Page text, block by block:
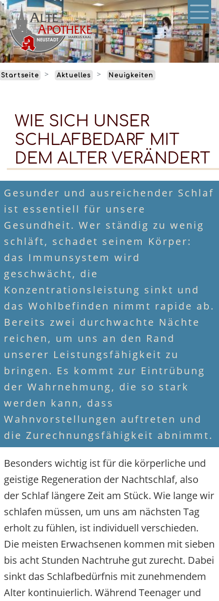
Direkt
zum
Inhalt
Startseite Aktuelles Neuigkeiten
WIE SICH UNSER
SCHLAFBEDARF MIT
DEM ALTER VERÄNDERT
Gesunder und ausreichender Schlaf
ist essentiell für unsere
Gesundheit. Wer ständig zu wenig
schläft, schadet seinem Körper:
das Immunsystem wird
geschwächt, die
Konzentrationsleistung sinkt und
das Wohlbefinden nimmt rapide ab.
Bereits zwei durchwachte Nächte
reichen, um uns an den Rand
unserer Leistungsfähigkeit zu
bringen. Es kommt zur Eintrübung
der Wahrnehmung, die so stark
werden kann, dass
Wahnvorstellungen auftreten und
die Zurechnungsfähigkeit abnimmt.
Besonders wichtig ist für die körperliche und
geistige Regeneration der Nachtschlaf, also
der Schlaf längere Zeit am Stück. Wie lange wir
schlafen müssen, um uns am nächsten Tag
erholt zu fühlen, ist individuell verschieden.
Die meisten Erwachsenen kommen mit sieben
bis acht Stunden Nachtruhe gut zurecht. Dabei
sinkt das Schlafbedürfnis mit zunehmendem
Alter kontinuierlich. Während Teenager und